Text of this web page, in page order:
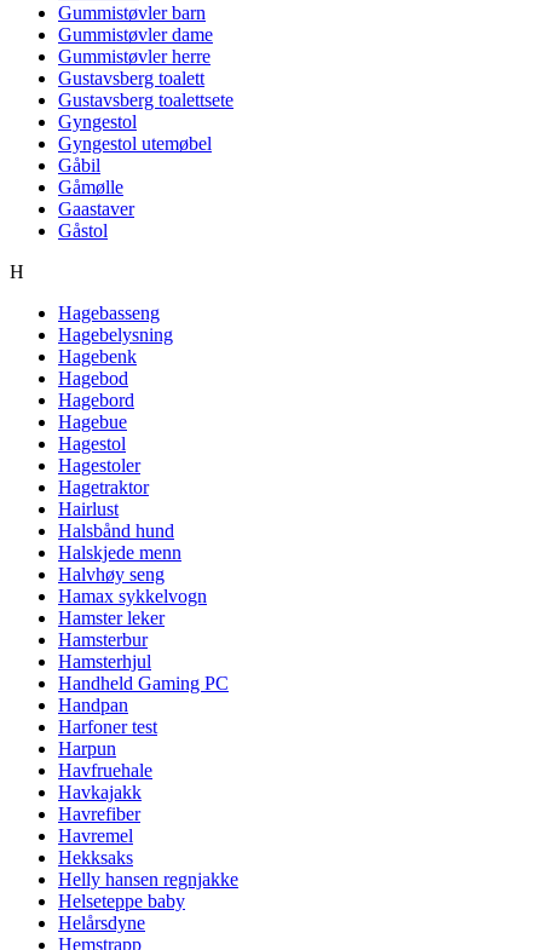
Gummistøvler barn
Gummistøvler dame
Gummistøvler herre
Gustavsberg toalett
Gustavsberg toalettsete
Gyngestol
Gyngestol utemøbel
Gåbil
Gåmølle
Gaastaver
Gåstol
H
Hagebasseng
Hagebelysning
Hagebenk
Hagebod
Hagebord
Hagebue
Hagestol
Hagestoler
Hagetraktor
Hairlust
Halsbånd hund
Halskjede menn
Halvhøy seng
Hamax sykkelvogn
Hamster leker
Hamsterbur
Hamsterhjul
Handheld Gaming PC
Handpan
Harfoner test
Harpun
Havfruehale
Havkajakk
Havrefiber
Havremel
Hekksaks
Helly hansen regnjakke
Helseteppe baby
Helårsdyne
Hemstrapp